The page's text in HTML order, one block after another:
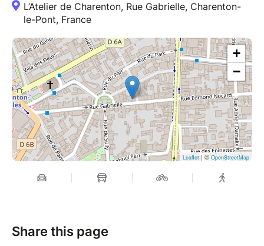
L’Atelier de Charenton, Rue Gabrielle, Charenton-
le-Pont, France
+
−
Leaflet | © OpenStreetMap
Share this page